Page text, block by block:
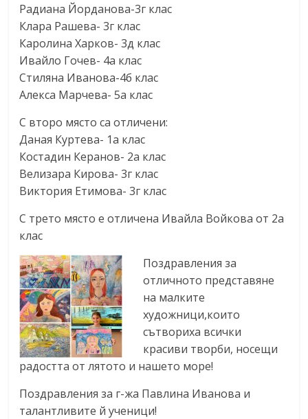
Радиана Йорданова-3г клас
Клара Рашева- 3г клас
Каролина Харков- 3д клас
Ивайло Гочев- 4а клас
Стиляна Иванова-4б клас
Алекса Марчева- 5а клас
С второ място са отличени:
Даная Куртева- 1а клас
Костадин Керанов- 2а клас
Велизара Кирова- 3г клас
Виктория Етимова- 3г клас
С трето място е отличена Ивайла Войкова от 2а
клас
Поздравления за
отличното представяне
на малките
художници,които
сътвориха всички
красиви творби, носещи
радостта от лятото и нашето море!
Поздравления за г-жа Павлина Иванова и
талантливите й ученици!